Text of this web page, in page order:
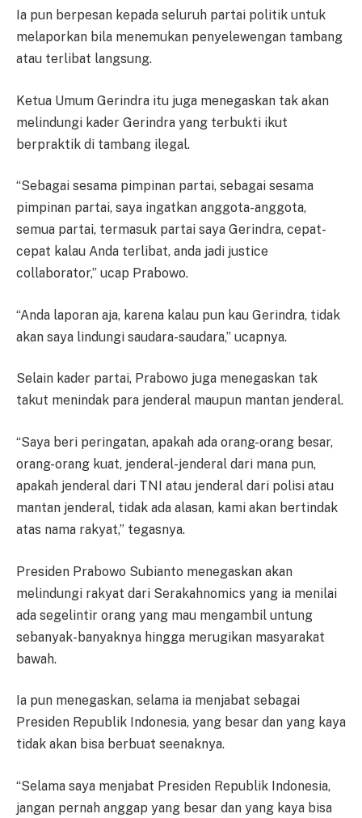
Ia pun berpesan kepada seluruh partai politik untuk
melaporkan bila menemukan penyelewengan tambang
atau terlibat langsung.
Ketua Umum Gerindra itu juga menegaskan tak akan
melindungi kader Gerindra yang terbukti ikut
berpraktik di tambang ilegal.
“Sebagai sesama pimpinan partai, sebagai sesama
pimpinan partai, saya ingatkan anggota-anggota,
semua partai, termasuk partai saya Gerindra, cepat-
cepat kalau Anda terlibat, anda jadi justice
collaborator,” ucap Prabowo.
“Anda laporan aja, karena kalau pun kau Gerindra, tidak
akan saya lindungi saudara-saudara,” ucapnya.
Selain kader partai, Prabowo juga menegaskan tak
takut menindak para jenderal maupun mantan jenderal.
“Saya beri peringatan, apakah ada orang-orang besar,
orang-orang kuat, jenderal-jenderal dari mana pun,
apakah jenderal dari TNI atau jenderal dari polisi atau
mantan jenderal, tidak ada alasan, kami akan bertindak
atas nama rakyat,” tegasnya.
Presiden Prabowo Subianto menegaskan akan
melindungi rakyat dari Serakahnomics yang ia menilai
ada segelintir orang yang mau mengambil untung
sebanyak-banyaknya hingga merugikan masyarakat
bawah.
Ia pun menegaskan, selama ia menjabat sebagai
Presiden Republik Indonesia, yang besar dan yang kaya
tidak akan bisa berbuat seenaknya.
“Selama saya menjabat Presiden Republik Indonesia,
jangan pernah anggap yang besar dan yang kaya bisa